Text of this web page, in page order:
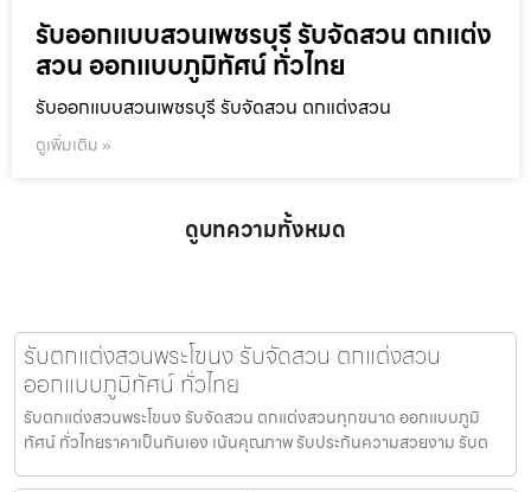
รับออกแบบสวนเพชรบุรี รับจัดสวน ตกแต่ง
สวน ออกแบบภูมิทัศน์ ทั่วไทย
รับออกแบบสวนเพชรบุรี รับจัดสวน ตกแต่งสวน
ดูเพิ่มเติม »
ดูบทความทั้งหมด
รับตกแต่งสวนพระโขนง รับจัดสวน ตกแต่งสวน
ออกแบบภูมิทัศน์ ทั่วไทย
รับตกแต่งสวนพระโขนง รับจัดสวน ตกแต่งสวนทุกขนาด ออกแบบภูมิ
ทัศน์ ทั่วไทยราคาเป็นกันเอง เน้นคุณภาพ รับประกันความสวยงาม รับต